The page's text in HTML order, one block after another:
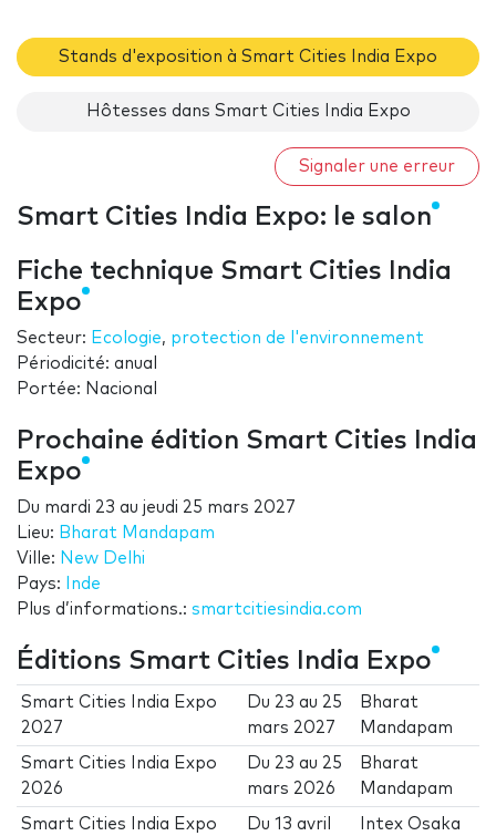
Stands d'exposition à Smart Cities India Expo
Hôtesses dans Smart Cities India Expo
Signaler une erreur
Smart Cities India Expo: le salon
Fiche technique Smart Cities India
Expo
Secteur: Ecologie, protection de l'environnement
Périodicité: anual
Portée: Nacional
Prochaine édition Smart Cities India
Expo
Du mardi 23 au jeudi 25 mars 2027
Lieu: Bharat Mandapam
Ville: New Delhi
Pays:
Inde
Plus d’informations.: smartcitiesindia.com
Éditions Smart Cities India Expo
Smart Cities India Expo
2027
Du 23 au 25
mars 2027
Bharat
Mandapam
Smart Cities India Expo
2026
Du 23 au 25
mars 2026
Bharat
Mandapam
Smart Cities India Expo
Du13 avril
Intex Osaka